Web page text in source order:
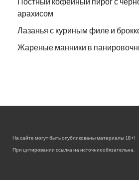
арахисом
Лазанья с куриным филе и
Жареные манники в
На сайте могут быть опубликованы материалы 18+!
При цитировании ссылка на источник обязательна.